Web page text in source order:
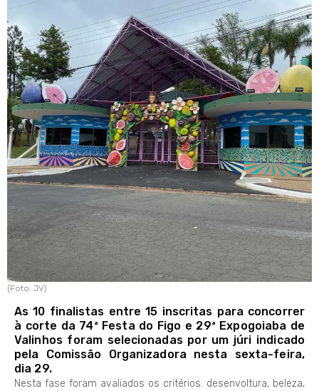
(Foto: JV)
As 10 finalistas entre 15 inscritas para concorrer
à corte da 74ª Festa do Figo e 29ª Expogoiaba de
Valinhos foram selecionadas por um júri indicado
pela Comissão Organizadora nesta sexta-feira,
dia 29.
Nesta fase foram avaliados os critérios: desenvoltura, beleza,